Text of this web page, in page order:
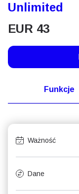
Unlimited
EUR 43
Funkcje
Ważność
Dane